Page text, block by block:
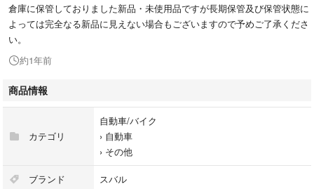
倉庫に保管しておりました新品・未使用品ですが長期保管及び保管状態に
よっては完全なる新品に見えない場合もございますので予めご了承くださ
い。
約1年前
商品情報
カテゴリ
自動車/バイク
› 自動車
› その他
ブランド スバル